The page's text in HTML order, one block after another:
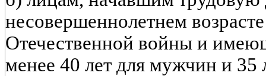
несовершеннолетнем
Отечественной войны и
менее 40 лет для мужчин и